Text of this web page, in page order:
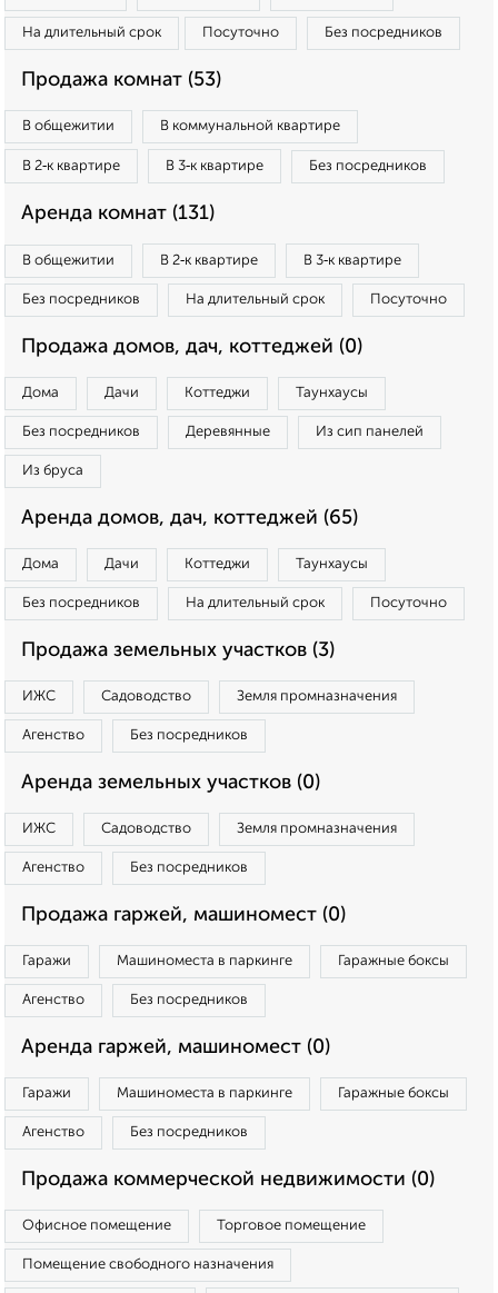
На длительный срок Посуточно Без посредников
Продажа комнат (53)
В общежитии В коммунальной квартире
В 2‑к квартире В 3‑к квартире Без посредников
Аренда комнат (131)
В общежитии В 2‑к квартире В 3‑к квартире
Без посредников На длительный срок Посуточно
Продажа домов, дач, коттеджей (0)
Дома Дачи Коттеджи Таунхаусы
Без посредников Деревянные Из сип панелей
Из бруса
Аренда домов, дач, коттеджей (65)
Дома Дачи Коттеджи Таунхаусы
Без посредников На длительный срок Посуточно
Продажа земельных участков (3)
ИЖС Садоводство Земля промназначения
Агенство Без посредников
Аренда земельных участков (0)
ИЖС Садоводство Земля промназначения
Агенство Без посредников
Продажа гаржей, машиномест (0)
Гаражи Машиноместа в паркинге Гаражные боксы
Агенство Без посредников
Аренда гаржей, машиномест (0)
Гаражи Машиноместа в паркинге Гаражные боксы
Агенство Без посредников
Продажа коммерческой недвижимости (0)
Офисное помещение Торговое помещение
Помещение свободного назначения